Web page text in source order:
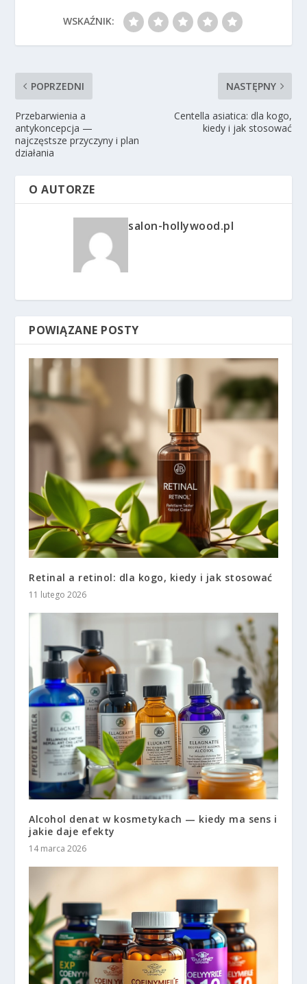
WSKAŹNIK:
POPRZEDNI
Przebarwienia a
antykoncepcja —
najczęstsze przyczyny i plan
działania
NASTĘPNY
Centella asiatica: dla kogo,
kiedy i jak stosować
O AUTORZE
salon-hollywood.pl
POWIĄZANE POSTY
Retinal a retinol: dla kogo, kiedy i jak stosować
11 lutego 2026
Alcohol denat w kosmetykach — kiedy ma sens i
jakie daje efekty
14 marca 2026